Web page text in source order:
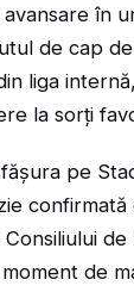
în
de cap
liga
la sorți
pe
confirmată
de
de